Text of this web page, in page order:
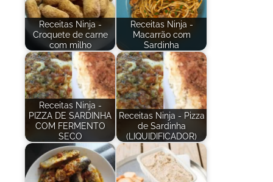
Receitas Ninja -
Croquete de carne
com milho
Receitas Ninja -
Macarrão com
Sardinha
Receitas Ninja -
PIZZA DE SARDINHA
COM FERMENTO
SECO
Receitas Ninja - Pizza
de Sardinha
(LIQUIDIFICADOR)